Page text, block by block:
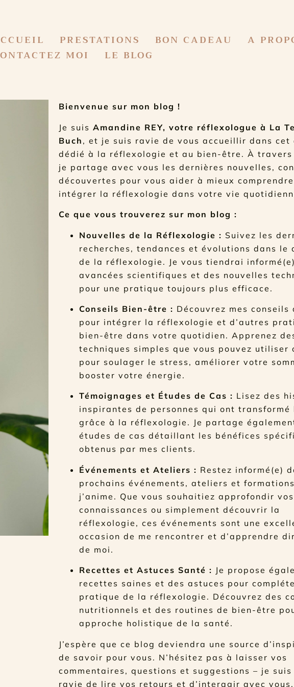
PRESTATIONS BON CADEAU
A
MOI
LE BLOG
Bienvenue sur mon blog !
Je suis Amandine REY, votre réflexologue à La
Buch , et je suis ravie de vous accueillir dans cet
dédié à la réflexologie et au bien-être. À travers
je partage avec vous les dernières nouvelles,
découvertes pour vous aider à mieux
intégrer la réflexologie dans votre vie
Ce que vous trouverez sur mon blog :
Nouvelles de la Réflexologie : Suivez les
recherches, tendances et évolutions dans le
de la réflexologie. Je vous tiendrai
avancées scientifiques et des nouvelles
pour une pratique toujours plus efficace.
Conseils Bien-être : Découvrez mes conseils
pour intégrer la réflexologie et d’autres
bien-être dans votre quotidien. Apprenez
techniques simples que vous pouvez utiliser
pour soulager le stress, améliorer votre
booster votre énergie.
Témoignages et Études de Cas : Lisez des
inspirantes de personnes qui ont transformé
grâce à la réflexologie. Je partage
études de cas détaillant les bénéfices
obtenus par mes clients.
Événements et Ateliers : Restez informé(e)
prochains événements, ateliers et
j’anime. Que vous souhaitiez approfondir vos
connaissances ou simplement découvrir la
réflexologie, ces événements sont une
occasion de me rencontrer et d’apprendre
de moi.
Recettes et Astuces Santé : Je propose
recettes saines et des astuces pour
pratique de la réflexologie. Découvrez des
nutritionnels et des routines de bien-être
approche holistique de la santé.
J’espère que ce blog deviendra une source
de savoir pour vous. N’hésitez pas à laisser vos
commentaires, questions et suggestions – je suis
ravie de lire vos retours et d’interagir avec vous.